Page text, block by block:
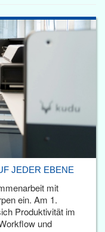
JEDER EBENE
mit
ein. Am 1.
Produktivität im
und